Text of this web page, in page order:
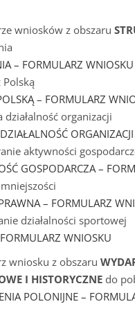
wniosków z obszaru
– FORMULARZ WNIOSKU
Polską
– FORMULARZ
działalność organizacji
aktywności
GOSPODARCZA –
– FORMULARZ
działalności sportowej
WNIOSKU
wniosku z obszaru
I HISTORYCZNE do
POLONIJNE –